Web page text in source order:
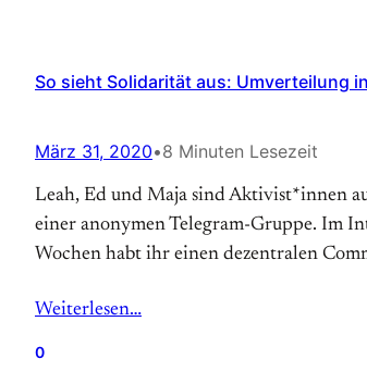
So sieht Solidarität aus: Umverteilung
März 31, 2020•8 Minuten Lesezeit
Leah, Ed und Maja sind Aktivist*innen
einer anonymen Telegram-Gruppe. Im
Wochen habt ihr einen dezentralen
Weiterlesen…
0